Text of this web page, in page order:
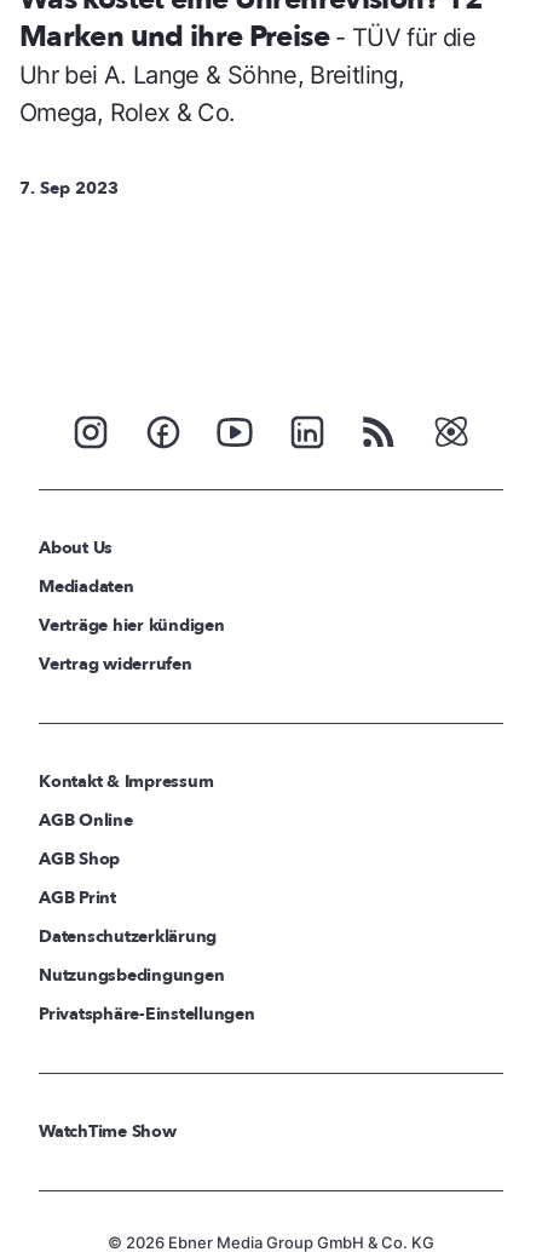
Marken und ihre Preise - TÜV für die
Uhr bei A. Lange & Söhne, Breitling,
Omega, Rolex & Co.
7. Sep 2023
About Us
Mediadaten
Verträge hier kündigen
Vertrag widerrufen
Kontakt & Impressum
AGB Online
AGB Shop
AGB Print
Datenschutzerklärung
Nutzungsbedingungen
Privatsphäre-Einstellungen
WatchTime Show
© 2026 Ebner Media Group GmbH & Co. KG